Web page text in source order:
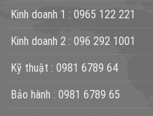
Kinh doanh 1 : 0965 122 221
Kinh doanh 2 : 096 292 1001
Kỹ thuật : 0981 6789 64
Bảo hành : 0981 6789 65